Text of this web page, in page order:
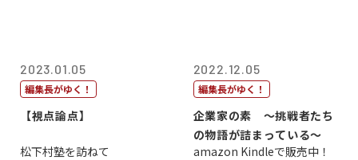
2023.01.05
編集長がゆく！
【視点論点】
松下村塾を訪ねて
2022.12.05
編集長がゆく！
企業家の素 〜挑戦者たち
の物語が詰まっている〜
amazon Kindleで販売中！